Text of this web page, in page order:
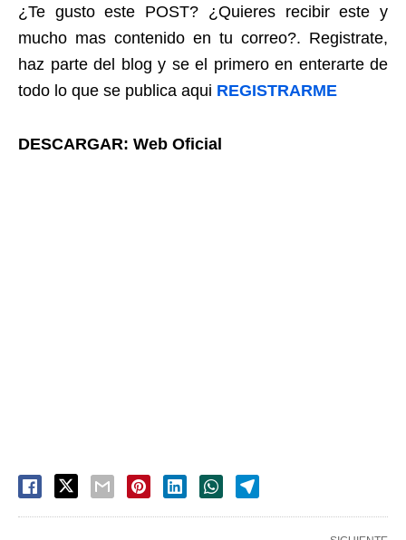
¿Te gusto este POST? ¿Quieres recibir este y
mucho mas contenido en tu correo?. Registrate,
haz parte del blog y se el primero en enterarte de
todo lo que se publica aqui REGISTRARME
DESCARGAR: Web Oficial